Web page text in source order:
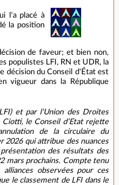
l'a placé à
la position
de faveur; et bien non,
populistes LFI, RN et UDR, la
décision du Conseil d'État est
vigueur dans la République
et par l’Union des Droites
Ciotti, le Conseil d’Etat rejette
de la circulaire du
2026 qui attribue des nuances
des résultats des
mars prochains. Compte tenu
observées pour ces
le classement de LFI dans le